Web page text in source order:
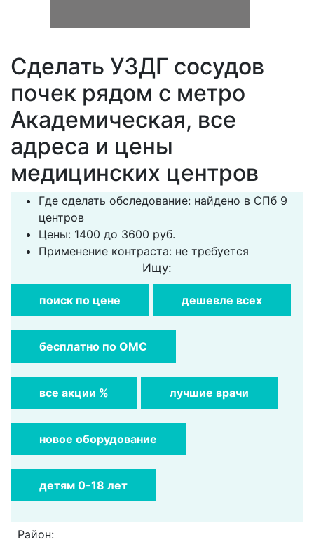
Сделать УЗДГ сосудов
почек рядом с метро
Академическая, все
адреса и цены
медицинских центров
Где сделать обследование: найдено в СПб 9
центров
Цены: 1400 до 3600 руб.
Применение контраста: не требуется
Ищу:
поиск по цене дешевле всех
бесплатно по ОМС
все акции % лучшие врачи
новое оборудование
детям 0-18 лет
Район: